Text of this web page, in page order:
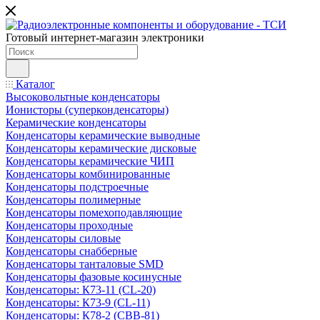
Готовый интернет-магазин электроники
Каталог
Высоковольтные конденсаторы
Ионисторы (суперконденсаторы)
Керамические конденсаторы
Конденсаторы керамические выводные
Конденсаторы керамические дисковые
Конденсаторы керамические ЧИП
Конденсаторы комбинированные
Конденсаторы подстроечные
Конденсаторы полимерные
Конденсаторы помехоподавляющие
Конденсаторы проходные
Конденсаторы силовые
Конденсаторы снабберные
Конденсаторы танталовые SMD
Конденсаторы фазовые косинусные
Конденсаторы: К73-11 (CL-20)
Конденсаторы: К73-9 (CL-11)
Конденсаторы: К78-2 (CBB-81)